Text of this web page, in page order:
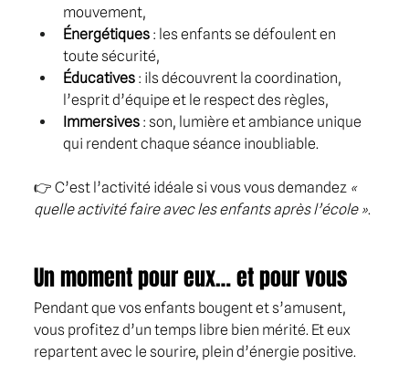
mouvement,
Énergétiques : les enfants se défoulent en
toute sécurité,
Éducatives : ils découvrent la coordination,
l’esprit d’équipe et le respect des règles,
Immersives : son, lumière et ambiance unique
qui rendent chaque séance inoubliable.
👉 C’est l’activité idéale si vous vous demandez «
quelle activité faire avec les enfants après l’école ».
Un moment pour eux… et pour vous
Pendant que vos enfants bougent et s’amusent,
vous profitez d’un temps libre bien mérité. Et eux
repartent avec le sourire, plein d’énergie positive.